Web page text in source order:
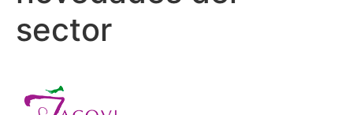
sector